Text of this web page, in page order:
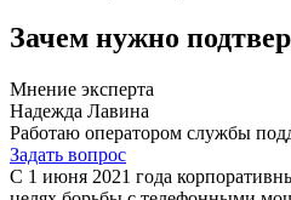
Зачем нужно
Мнение эксперта
Надежда Лавина
Работаю оператором службы
Задать вопрос
С 1 июня 2021 года